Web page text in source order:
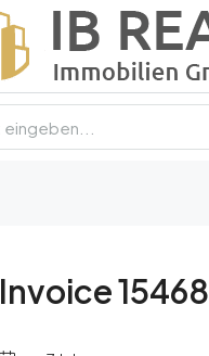
Invoice 15468